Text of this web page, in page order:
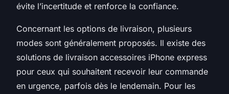
évite l’incertitude et renforce la confiance.
Concernant les options de livraison, plusieurs
modes sont généralement proposés. Il existe des
solutions de livraison accessoires iPhone express
pour ceux qui souhaitent recevoir leur commande
en urgence, parfois dès le lendemain. Pour les